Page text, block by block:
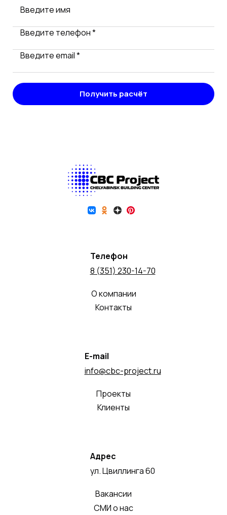
Введите имя
Введите телефон *
Введите email *
Получить расчёт
Телефон
8 (351) 230-14-70
О компании
Контакты
E-mail
info@cbc-project.ru
Проекты
Клиенты
Адрес
ул. Цвиллинга 60
Вакансии
СМИ о нас